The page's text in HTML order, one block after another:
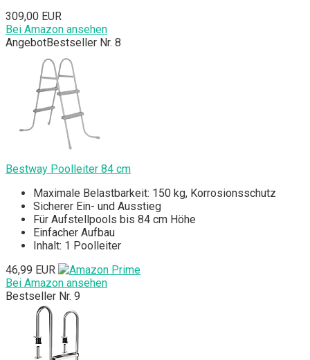
309,00 EUR
Bei Amazon ansehen
AngebotBestseller Nr. 8
Bestway Poolleiter 84 cm
Maximale Belastbarkeit: 150 kg, Korrosionsschutz
Sicherer Ein- und Ausstieg
Für Aufstellpools bis 84 cm Höhe
Einfacher Aufbau
Inhalt: 1 Poolleiter
46,99 EUR
Bei Amazon ansehen
Bestseller Nr. 9